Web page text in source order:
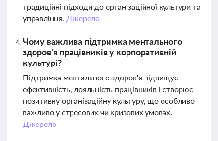
традиційні підходи до організаційної культури та
управління. Джерело
Чому важлива підтримка ментального
здоров'я працівників у корпоративній
культурі?
Підтримка ментального здоров'я підвищує
ефективність, лояльність працівників і створює
позитивну організаційну культуру, що особливо
важливо у стресових чи кризових умовах.
Джерело